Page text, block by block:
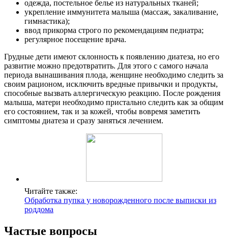
одежда, постельное белье из натуральных тканей;
укрепление иммунитета малыша (массаж, закаливание,
гимнастика);
ввод прикорма строго по рекомендациям педиатра;
регулярное посещение врача.
Грудные дети имеют склонность к появлению диатеза, но его
развитие можно предотвратить. Для этого с самого начала
периода вынашивания плода, женщине необходимо следить за
своим рационом, исключить вредные привычки и продукты,
способные вызвать аллергическую реакцию. После рождения
малыша, матери необходимо пристально следить как за общим
его состоянием, так и за кожей, чтобы вовремя заметить
симптомы диатеза и сразу заняться лечением.
Читайте также:
Обработка пупка у новорожденного после выписки из
роддома
Частые вопросы